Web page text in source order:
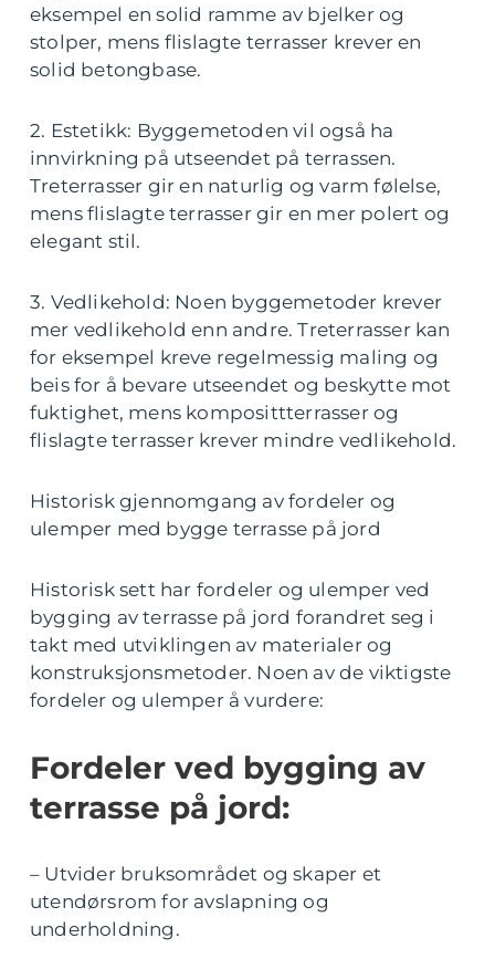
eksempel en solid ramme av bjelker og
stolper, mens flislagte terrasser krever en
solid betongbase.
2. Estetikk: Byggemetoden vil også ha
innvirkning på utseendet på terrassen.
Treterrasser gir en naturlig og varm følelse,
mens flislagte terrasser gir en mer polert og
elegant stil.
3. Vedlikehold: Noen byggemetoder krever
mer vedlikehold enn andre. Treterrasser kan
for eksempel kreve regelmessig maling og
beis for å bevare utseendet og beskytte mot
fuktighet, mens komposittterrasser og
flislagte terrasser krever mindre vedlikehold.
Historisk gjennomgang av fordeler og
ulemper med bygge terrasse på jord
Historisk sett har fordeler og ulemper ved
bygging av terrasse på jord forandret seg i
takt med utviklingen av materialer og
konstruksjonsmetoder. Noen av de viktigste
fordeler og ulemper å vurdere:
Fordeler ved bygging av
terrasse på jord:
– Utvider bruksområdet og skaper et
utendørsrom for avslapning og
underholdning.